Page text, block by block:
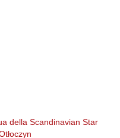
della Scandinavian Star